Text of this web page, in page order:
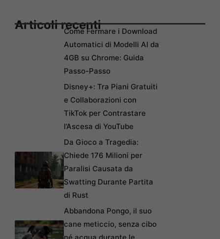
Articoli recentiCome Fermare i Download
Automatici di Modelli AI da
4GB su Chrome: Guida
Passo-Passo
Disney+: Tra Piani Gratuiti
e Collaborazioni con
TikTok per Contrastare
l’Ascesa di YouTube
Da Gioco a Tragedia:
Chiede 176 Milioni per
Paralisi Causata da
Swatting Durante Partita
di Rust
Abbandona Pongo, il suo
cane meticcio, senza cibo